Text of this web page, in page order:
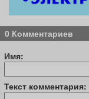
0 Комментариев
Имя:
Текст комментария: